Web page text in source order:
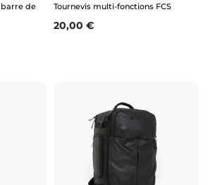
barre de
Tournevis multi-fonctions FCS
Prix
20,00 €